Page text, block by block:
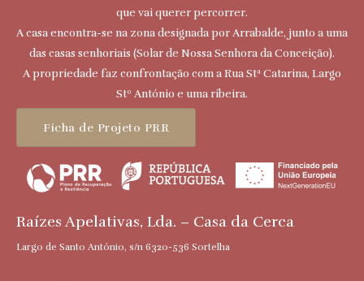
que vai querer percorrer.
A casa encontra-se na zona designada por Arrabalde, junto a uma
das casas senhoriais (Solar de Nossa Senhora da Conceição).
A propriedade faz confrontação com a Rua Stª Catarina, Largo
Stº António e uma ribeira.
Ficha de Projeto PRR
Raízes Apelativas, Lda. – Casa da Cerca
Largo de Santo António, s/n 6320-536 Sortelha